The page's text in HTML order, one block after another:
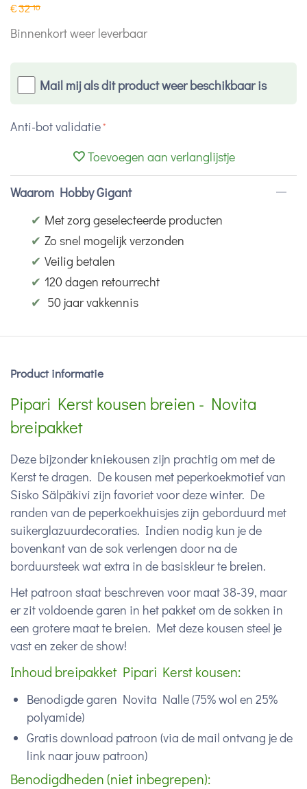
€3210
Binnenkort weer leverbaar
Mail mij als dit product weer beschikbaar is
Anti-bot validatie
Toevoegen aan verlanglijstje
Waarom Hobby Gigant
✔ Met zorg geselecteerde producten
✔ Zo snel mogelijk verzonden
✔ Veilig betalen
✔ 120 dagen retourrecht
✔ 50 jaar vakkennis
Product informatie
Pipari Kerst kousen breien - Novita
breipakket
Deze bijzonder kniekousen zijn prachtig om met de
Kerst te dragen. De kousen met peperkoekmotief van
Sisko Sälpäkivi zijn favoriet voor deze winter. De
randen van de peperkoekhuisjes zijn geborduurd met
suikerglazuurdecoraties. Indien nodig kun je de
bovenkant van de sok verlengen door na de
borduursteek wat extra in de basiskleur te breien.
Het patroon staat beschreven voor maat 38-39, maar
er zit voldoende garen in het pakket om de sokken in
een grotere maat te breien. Met deze kousen steel je
vast en zeker de show!
Inhoud breipakket Pipari Kerst kousen:
Benodigde garen Novita Nalle (75% wol en 25%
polyamide)
Gratis download patroon (via de mail ontvang je de
link naar jouw patroon)
Benodigdheden (niet inbegrepen):